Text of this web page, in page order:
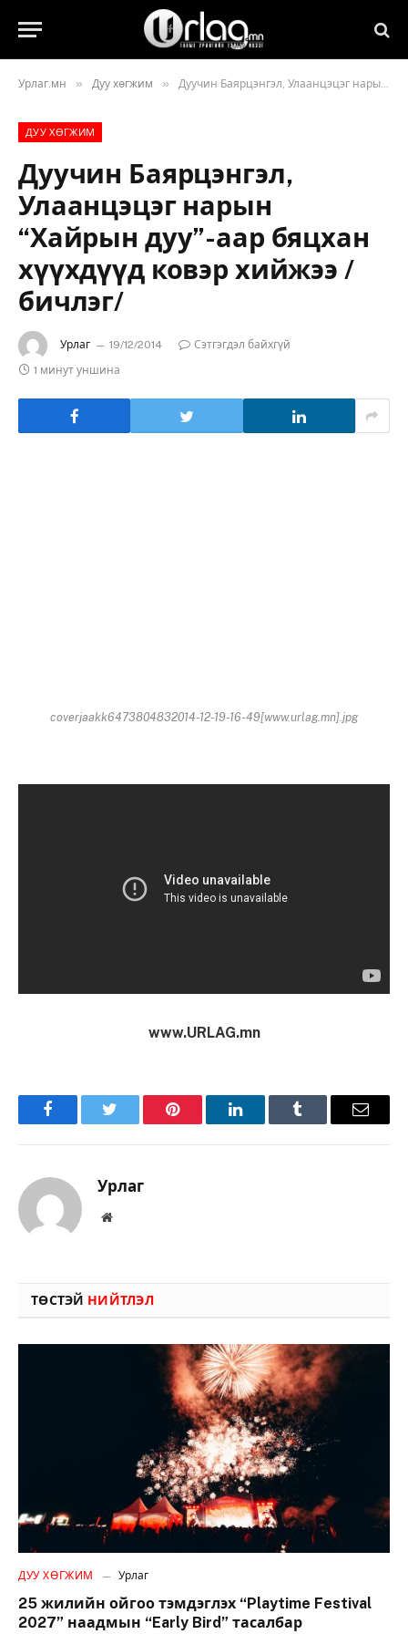
Урлаг.мн » Дуу хөгжим » Дуучин Баярцэнгэл, Улаанцэцэг нарын “Хайрын дуу”-аар бяцхан хүүхдүүд ковэр хийжээ /бичлэг/
ДУУ ХӨГЖИМ
Дуучин Баярцэнгэл,
Улаанцэцэг нарын
“Хайрын дуу”-аар бяцхан
хүүхдүүд ковэр хийжээ /
бичлэг/
Урлаг 19/12/2014
Сэтгэгдэл байхгүй
1 минут уншина
coverjaakk6473804832014-12-19-16-49[www.urlag.mn].jpg
www.URLAG.mn
FacebookTwitter Pinterest LinkedInTumblr Имэйл
Урлаг
Вэбсайт
ТӨСТЭЙ НИЙТЛЭЛ
ДУУ ХӨГЖИМ Урлаг
25 жилийн ойгоо тэмдэглэх “Playtime Festival
2027” наадмын “Early Bird” тасалбар